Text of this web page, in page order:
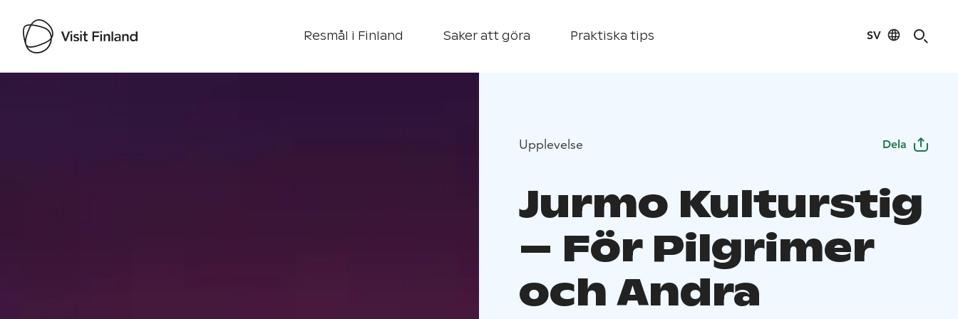
Resmål i Finland Saker att göra Praktiska tips SV
Upplevelse Dela
Jurmo Kulturstig
– För Pilgrimer
och Andra